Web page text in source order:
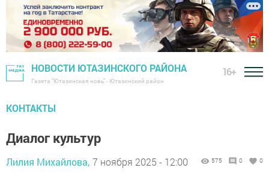
НОВОСТИ ЮТАЗИНСКОГО РАЙОНА
Газета "Ютазинская новь" - Ютазинский район
16+
КОНТАКТЫ
Диалог культур
Лилия Михайлова, 7 ноября 2025 - 12:00 575 0 0